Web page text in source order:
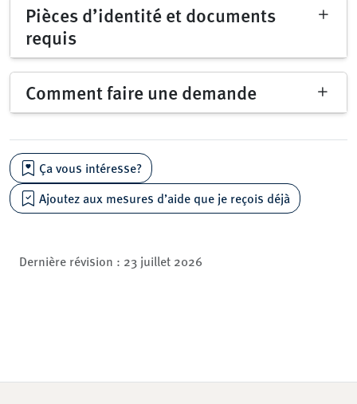
Pièces d’identité et documents
requis
Comment faire une demande
Ça vous intéresse?
Ajoutez aux mesures d’aide que je reçois déjà
Dernière révision : 23 juillet 2026